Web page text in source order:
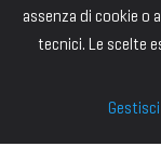
assenza di cookie
tecnici. Le scelte
Gestisci